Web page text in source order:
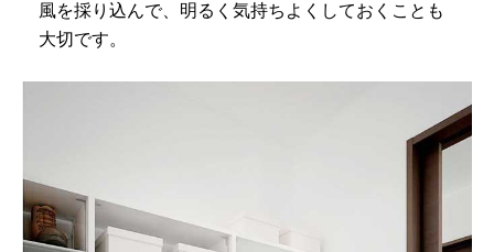
風を採り込んで、明るく気持ちよくしておくことも
大切です。